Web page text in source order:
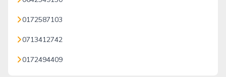
0172587103
0713412742
0172494409